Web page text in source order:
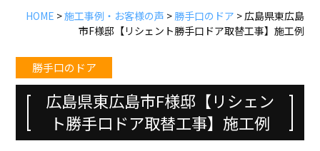
HOME >施工事例・お客様の声 > 勝手口のドア > 広島県東広島
市F様邸【リシェント勝手口ドア取替工事】施工例
勝手口のドア
広島県東広島市F様邸【リシェン
ト勝手口ドア取替工事】施工例